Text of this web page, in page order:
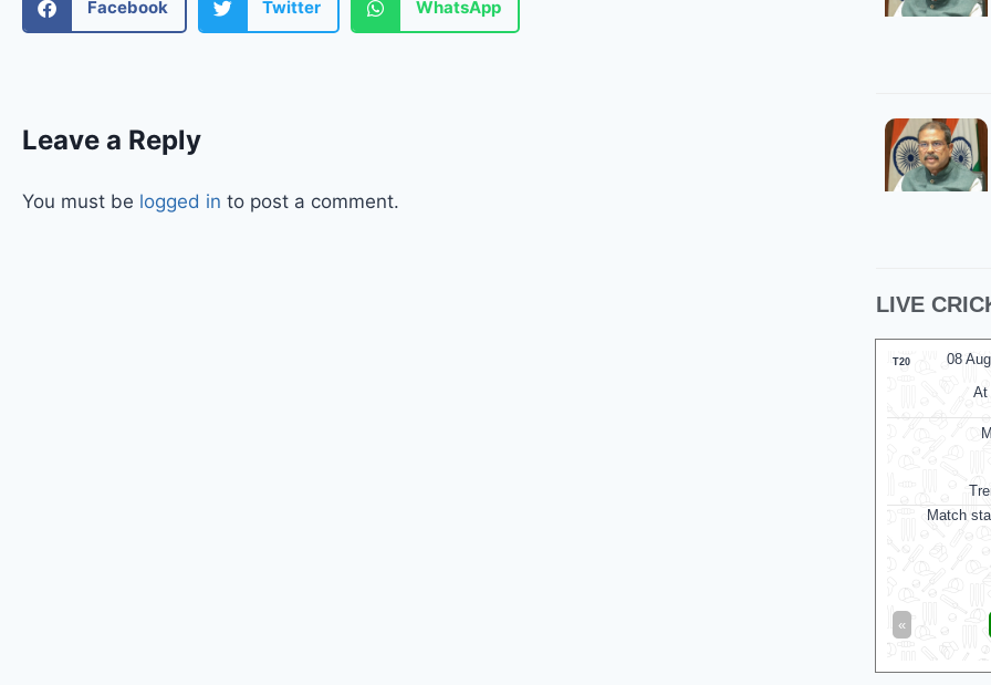
Facebook Twitter WhatsApp
Leave a Reply
You must be logged in to post a comment.
LIVE
07
T20
At
Antigua and
Jamaica Kingsmen
Antigua And
«